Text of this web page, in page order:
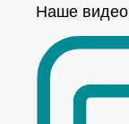
Наше видео